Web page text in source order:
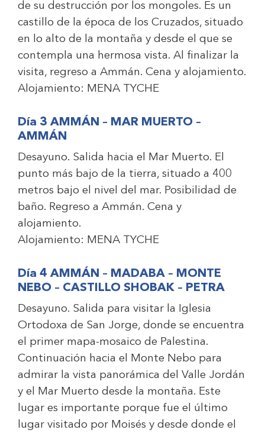
de su destrucción por los mongoles. Es un
castillo de la época de los Cruzados, situado
en lo alto de la montaña y desde el que se
contempla una hermosa vista. Al finalizar la
visita, regreso a Ammán. Cena y alojamiento.
Alojamiento: MENA TYCHE
Día 3 AMMÁN – MAR MUERTO –
AMMÁN
Desayuno. Salida hacia el Mar Muerto. El
punto más bajo de la tierra, situado a 400
metros bajo el nivel del mar. Posibilidad de
baño. Regreso a Ammán. Cena y
alojamiento.
Alojamiento: MENA TYCHE
Día 4 AMMÁN – MADABA – MONTE
NEBO – CASTILLO SHOBAK – PETRA
Desayuno. Salida para visitar la Iglesia
Ortodoxa de San Jorge, donde se encuentra
el primer mapa-mosaico de Palestina.
Continuación hacia el Monte Nebo para
admirar la vista panorámica del Valle Jordán
y el Mar Muerto desde la montaña. Este
lugar es importante porque fue el último
lugar visitado por Moisés y desde donde el